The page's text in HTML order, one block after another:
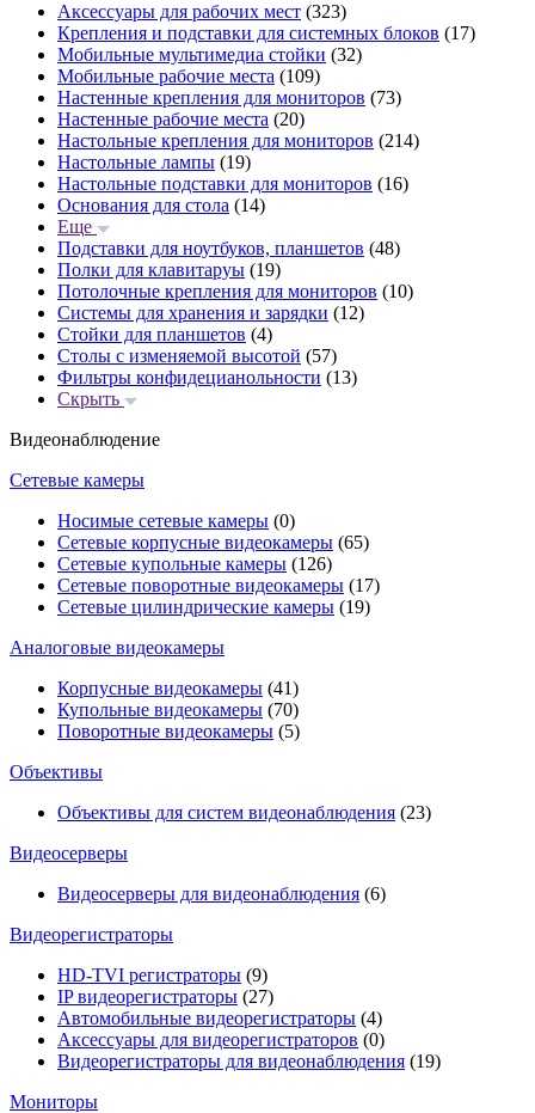
Аксессуары для рабочих мест (323)
Крепления и подставки для системных блоков (17)
Мобильные мультимедиа стойки (32)
Мобильные рабочие места (109)
Настенные крепления для мониторов (73)
Настенные рабочие места (20)
Настольные крепления для мониторов (214)
Настольные лампы (19)
Настольные подставки для мониторов (16)
Основания для стола (14)
Еще
Подставки для ноутбуков, планшетов (48)
Полки для клавитаруы (19)
Потолочные крепления для мониторов (10)
Системы для хранения и зарядки (12)
Стойки для планшетов (4)
Столы с изменяемой высотой (57)
Фильтры конфидецианольности (13)
Скрыть
Видеонаблюдение
Сетевые камеры
Носимые сетевые камеры (0)
Сетевые корпусные видеокамеры (65)
Сетевые купольные камеры (126)
Сетевые поворотные видеокамеры (17)
Сетевые цилиндрические камеры (19)
Аналоговые видеокамеры
Корпусные видеокамеры (41)
Купольные видеокамеры (70)
Поворотные видеокамеры (5)
Объективы
Объективы для систем видеонаблюдения (23)
Видеосерверы
Видеосерверы для видеонаблюдения (6)
Видеорегистраторы
HD-TVI регистраторы (9)
IP видеорегистраторы (27)
Автомобильные видеорегистраторы (4)
Аксессуары для видеорегистраторов (0)
Видеорегистраторы для видеонаблюдения (19)
Мониторы